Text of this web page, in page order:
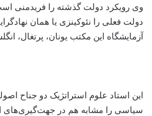
وی رویکرد دولت گذشته را فریدمنی
دولت فعلی را نئوکینزی یا همان
آزمایشگاه این مکتب یونان، پرتغال،
این استاد علوم استراتژیک دو جناح
سیاسی را مشابه هم در جهت‌گیری‌های